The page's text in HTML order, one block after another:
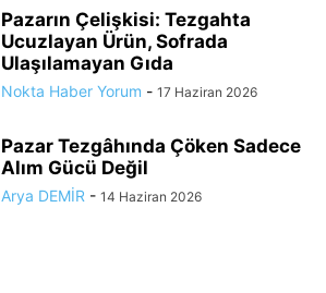
Pazarın Çelişkisi: Tezgahta
Ucuzlayan Ürün, Sofrada
Ulaşılamayan Gıda
Nokta Haber Yorum - 17 Haziran 2026
Pazar Tezgâhında Çöken Sadece
Alım Gücü Değil
Arya DEMİR - 14 Haziran 2026